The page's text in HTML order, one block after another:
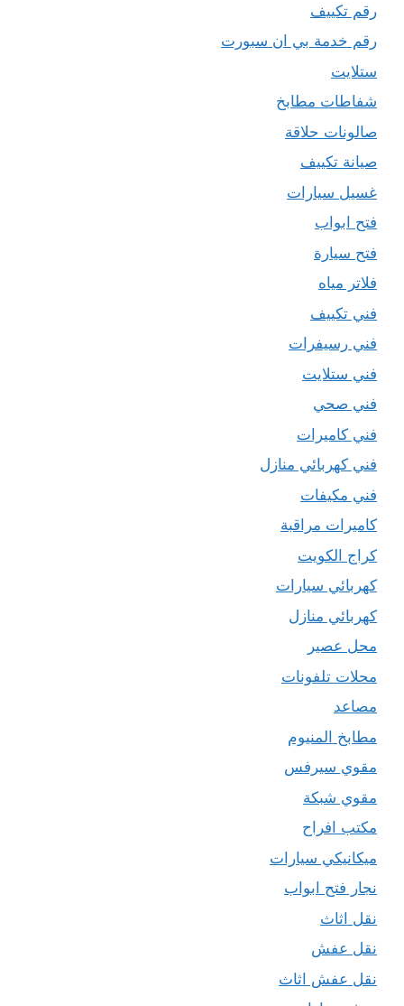
رقم تكييف
رقم خدمة بي ان سبورت
ستلايت
شفاطات مطابخ
صالونات حلاقة
صيانة تكييف
غسيل سيارات
فتح ابواب
فتح سيارة
فلاتر مياه
فني تكييف
فني رسيفرات
فني ستلايت
فني صحي
فني كاميرات
فني كهربائي منازل
فني مكيفات
كاميرات مراقبة
كراج الكويت
كهربائي سيارات
كهربائي منازل
محل عصير
محلات تلفونات
مصاعد
مطابخ المنيوم
مقوي سيرفس
مقوي شبكة
مكتب افراح
ميكانيكي سيارات
نجار فتح ابواب
نقل اثاث
نقل عفش
نقل عفش اثاث